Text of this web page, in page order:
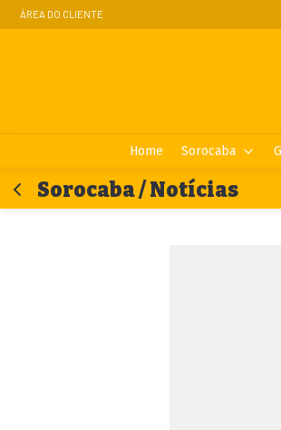
ÁREA DO CLIENTE
Home Sorocaba
Sorocaba / Notícias